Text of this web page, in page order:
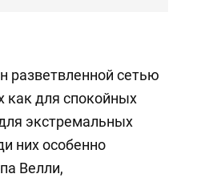
разветвленной сетью
как для спокойных
экстремальных
них особенно
Велли,